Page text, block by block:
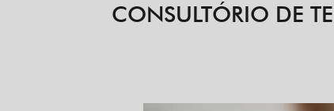
CONSULTÓRIO DE